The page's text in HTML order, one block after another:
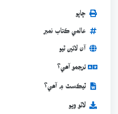
ڇاپو
عالمي ڪتاب نمبر
آن لائين ٿيو
ترجمو آھي؟
ٽيڪسٽ ۾ آھي؟
لاٿو ويو